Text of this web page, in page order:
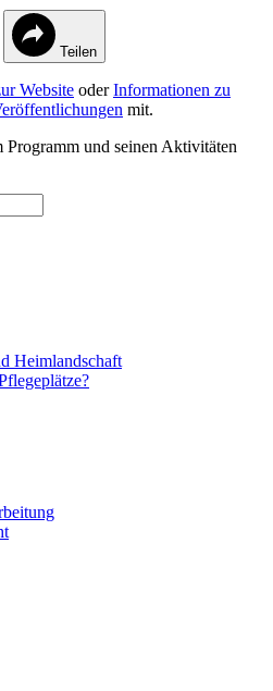
Teilen
Website oderInformationen zu
mit.
und seinen Aktivitäten
Heimlandschaft